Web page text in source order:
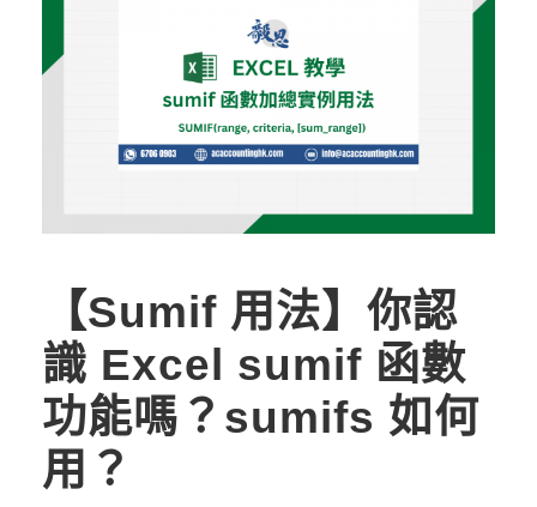
【Sumif 用法】你認
識 Excel sumif 函數
功能嗎？sumifs 如何
用？